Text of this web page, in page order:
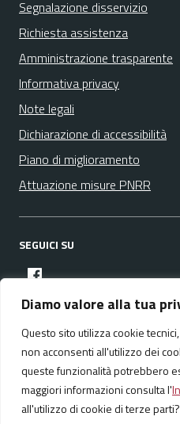
Diamo valore alla tua
Questo sito utilizza cookie
non acconsenti all'utilizzo dei
queste funzionalità potrebbero
maggiori informazioni consulta l'
all'utilizzo di cookie di terze parti?
Segnalazione disservizio
Richiesta assistenza
Amministrazione trasparente
Informativa privacy
Note legali
Dichiarazione di accessibilità
Piano di miglioramento
Attuazione misure PNRR
SEGUICI SU
facebook
Media policy